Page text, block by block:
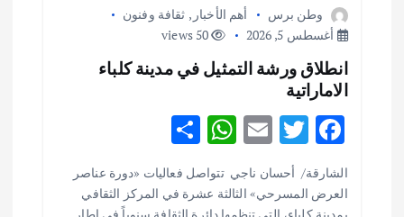
وطن برس أهم الأخبار , ثقافة وفنون
أغسطس 5, 2026
50 views
انطلاق ورشة التمثيل في مدينة كلباء
الاماراتية
F
ac
e
T
w
it
E
ai
W
h
at
h
ar
الشارقة/ أحسان ناجي تتواصل فعاليات «دورة عناصر
العرض المسرحي» الثالثة عشرة في المركز الثقافي